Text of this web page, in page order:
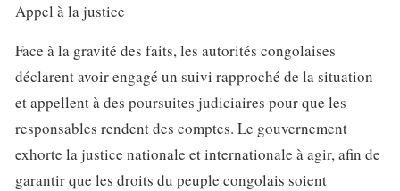
Appel à la justice
Face à la gravité des faits, les autorités congolaises
déclarent avoir engagé un suivi rapproché de la situation
et appellent à des poursuites judiciaires pour que les
responsables rendent des comptes. Le gouvernement
exhorte la justice nationale et internationale à agir, afin de
garantir que les droits du peuple congolais soient